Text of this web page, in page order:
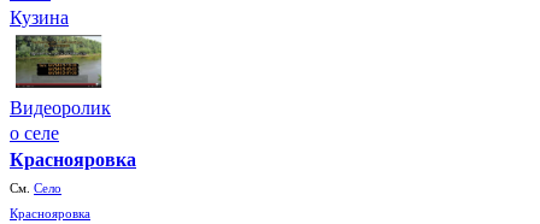
Кузина
Видеоролик
о селе
Краснояровка
См. Село
Краснояровка